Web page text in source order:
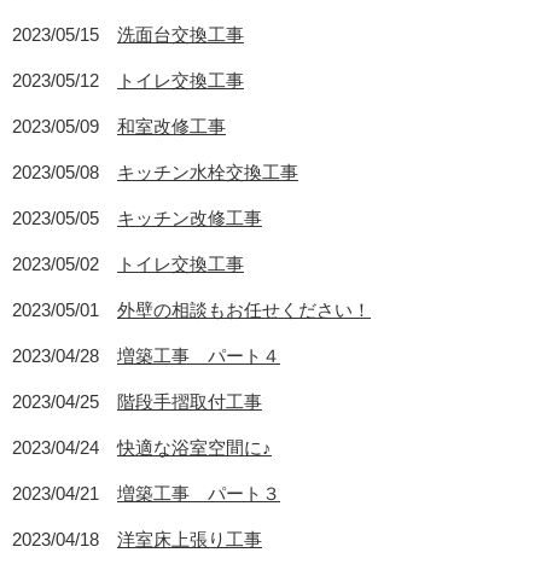
2023/05/15 洗面台交換工事
2023/05/12 トイレ交換工事
2023/05/09 和室改修工事
2023/05/08 キッチン水栓交換工事
2023/05/05 キッチン改修工事
2023/05/02 トイレ交換工事
2023/05/01 外壁の相談もお任せください！
2023/04/28 増築工事 パート４
2023/04/25 階段手摺取付工事
2023/04/24 快適な浴室空間に♪
2023/04/21 増築工事 パート３
2023/04/18 洋室床上張り工事